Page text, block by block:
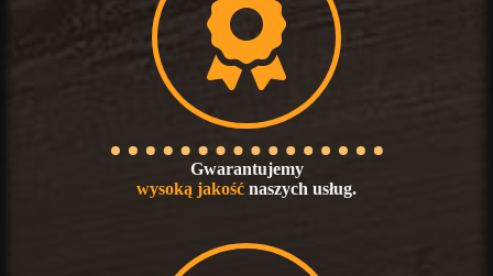
Gwarantujemy
wysoką jakość naszych usług.